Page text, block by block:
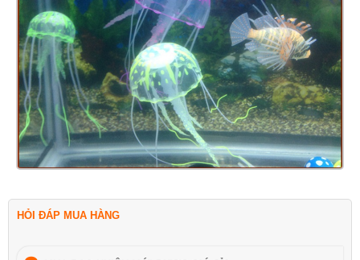
HỎI ĐÁP MUA HÀNG